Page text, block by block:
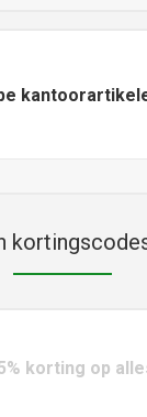
korting op